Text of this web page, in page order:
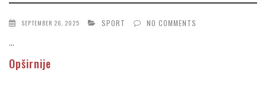
SEPTEMBER 26, 2025 SPORT NO COMMENTS
...
Opširnije